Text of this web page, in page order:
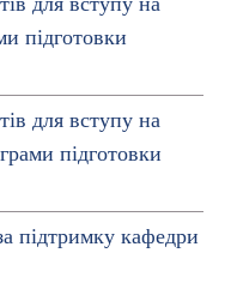
підготовки
для вступу на
підготовки
підтримку кафедри